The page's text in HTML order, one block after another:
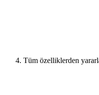
Tüm özelliklerden